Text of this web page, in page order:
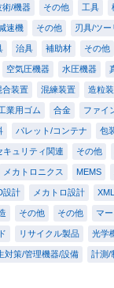
術/機器 その他 工具
速機 その他 刃具/ツー
治具 補助材 その他
空気圧機器 水圧機器
合装置 混練装置 造粒
業用ゴム 合金 ファイ
パレット/コンテナ 包
キュリティ関連 その他
メカトロニクス MEMS
設計 メカトロ設計
その他 その他 マ
リサイクル製品 光学
対策/管理機器/設備 計測/